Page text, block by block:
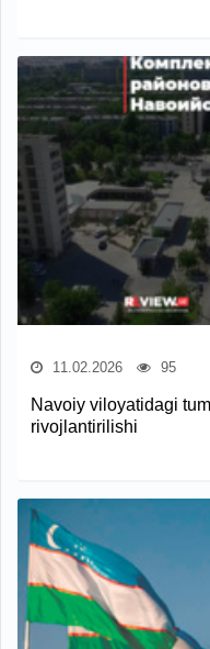
11.02.2026 95
Navoiy viloyatidagi
rivojlantirilishi